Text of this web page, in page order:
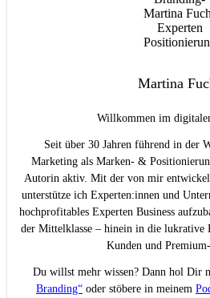
Martina
Willkommen im
Seit über 30 Jahren führend in der
Marketing als Marken- &
Autorin aktiv. Mit der von mir
unterstütze ich Experten:innen und
hochprofitables Experten Business
der Mittelklasse – hinein in die
Kunden und
Du willst mehr wissen? Dann hol Dir
Branding“ oder stöbere in meinem